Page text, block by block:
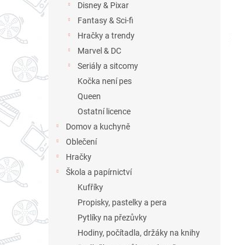
Disney & Pixar
Fantasy & Sci-fi
Hračky a trendy
Marvel & DC
Seriály a sitcomy
Kočka není pes
Queen
Ostatní licence
Domov a kuchyně
Oblečení
Hračky
Škola a papírnictví
Kufříky
Propisky, pastelky a pera
Pytlíky na přezůvky
Hodiny, počítadla, držáky na knihy